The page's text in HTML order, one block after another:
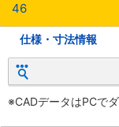
46
仕様・寸法情報
※CADデータはPCで